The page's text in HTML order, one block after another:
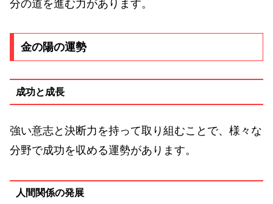
分の道を進む力があります。
金の陽の運勢
成功と成長
強い意志と決断力を持って取り組むことで、様々な
分野で成功を収める運勢があります。
人間関係の発展